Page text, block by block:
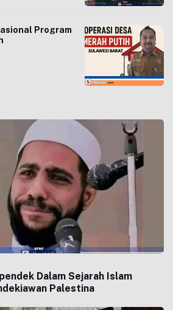
Program
Dalam Sejarah Islam
Palestina